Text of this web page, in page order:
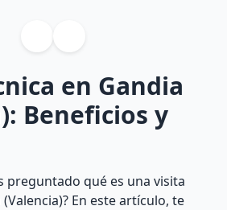
en Gandia
Beneficios y
preguntado qué es una visita
En este artículo, te